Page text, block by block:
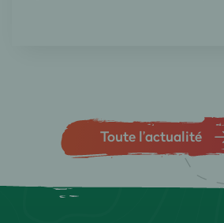
Toute l’actualité